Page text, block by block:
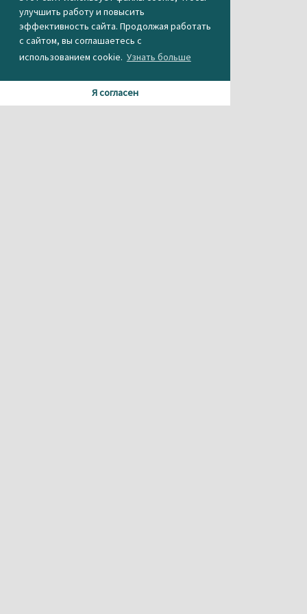
улучшить работу и повысить
эффективность сайта. Продолжая работать
с сайтом, вы соглашаетесь с
использованием cookie. Узнать больше
Я согласен